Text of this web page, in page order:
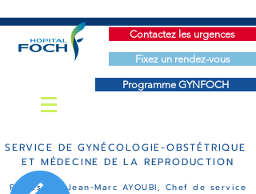
Contactez les urgences
Fixez un rendez-vous
Programme GYNFOCH
SERVICE DEGYNÉCOLOGIE-OBSTÉTRIQUE
ET MÉDECINE DE LA REPRODUCTION
Professeur Jean-Marc AYOUBI, Chef de service